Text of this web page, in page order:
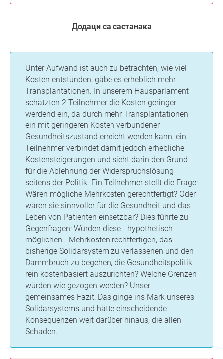
Додаци са састанака
Unter Aufwand ist auch zu betrachten, wie viel
Kosten entstünden, gäbe es erheblich mehr
Transplantationen. In unserem Hausparlament
schätzten 2 Teilnehmer die Kosten geringer
werdend ein, da durch mehr Transplantationen
ein mit geringeren Kosten verbundener
Gesundheitszustand erreicht werden kann, ein
Teilnehmer verbindet damit jedoch erhebliche
Kostensteigerungen und sieht darin den Grund
für die Ablehnung der Widerspruchslösung
seitens der Politik. Ein Teilnehmer stellt die Frage:
Wären mögliche Mehrkosten gerechtfertigt? Oder
wären sie sinnvoller für die Gesundheit und das
Leben von Patienten einsetzbar? Dies führte zu
Gegenfragen: Würden diese - hypothetisch
möglichen - Mehrkosten rechtfertigen, das
bisherige Solidarsystem zu verlassenen und den
Dammbruch zu begehen, die Gesundheitspolitik
rein kostenbasiert auszurichten? Welche Grenzen
würden wie gezogen werden? Unser
gemeinsames Fazit: Das ginge ins Mark unseres
Solidarsystems und hätte einscheidende
Konsequenzen weit darüber hinaus, die allen
Schaden.